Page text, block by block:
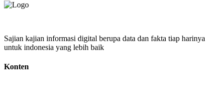
Sajian kajian informasi digital berupa data dan fakta tiap harinya
untuk indonesia yang lebih baik
Konten